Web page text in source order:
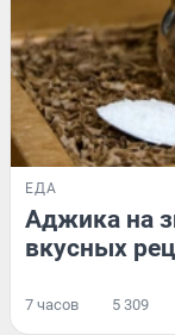
ЕДА
Аджика на
вкусных
7 часов 5 309